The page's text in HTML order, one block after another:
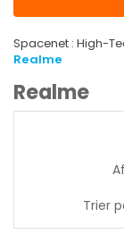
Spacenet : High-
Realme
Realme
Trier